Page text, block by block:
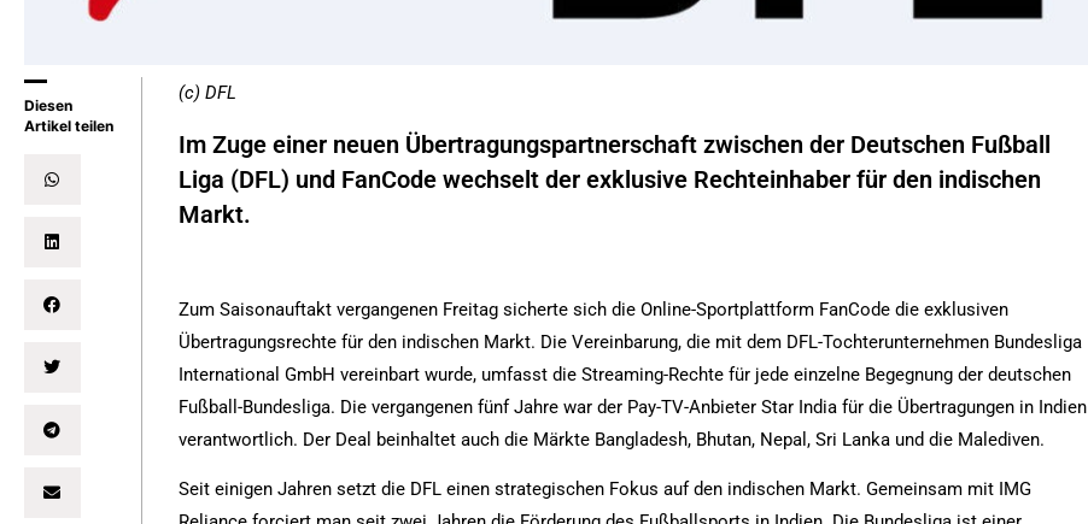
Diesen
Artikel teilen
(c) DFL
Im Zuge einer neuen Übertragungspartnerschaft zwischen der Deutschen Fußball
Liga (DFL) und FanCode wechselt der exklusive Rechteinhaber für den indischen
Markt.
Zum Saisonauftakt vergangenen Freitag sicherte sich die Online-Sportplattform FanCode die exklusiven
Übertragungsrechte für den indischen Markt. Die Vereinbarung, die mit dem DFL-Tochterunternehmen Bundesliga
International GmbH vereinbart wurde, umfasst die Streaming-Rechte für jede einzelne Begegnung der deutschen
Fußball-Bundesliga. Die vergangenen fünf Jahre war der Pay-TV-Anbieter Star India für die Übertragungen in Indien
verantwortlich. Der Deal beinhaltet auch die Märkte Bangladesh, Bhutan, Nepal, Sri Lanka und die Malediven.
Seit einigen Jahren setzt die DFL einen strategischen Fokus auf den indischen Markt. Gemeinsam mit IMG